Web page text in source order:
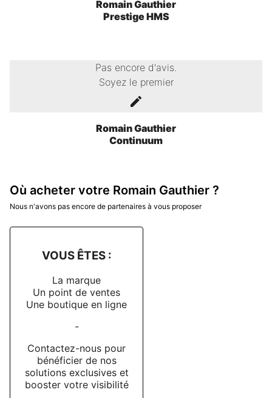
Romain Gauthier
Prestige HMS
Pas encore d'avis.
Soyez le premier
Romain Gauthier
Continuum
Où acheter votre Romain Gauthier ?
Nous n'avons pas encore de partenaires à vous proposer
VOUS ÊTES :
La marque
Un point de ventes
Une boutique en ligne
-
Contactez-nous pour
bénéficier de nos
solutions exclusives et
booster votre visibilité